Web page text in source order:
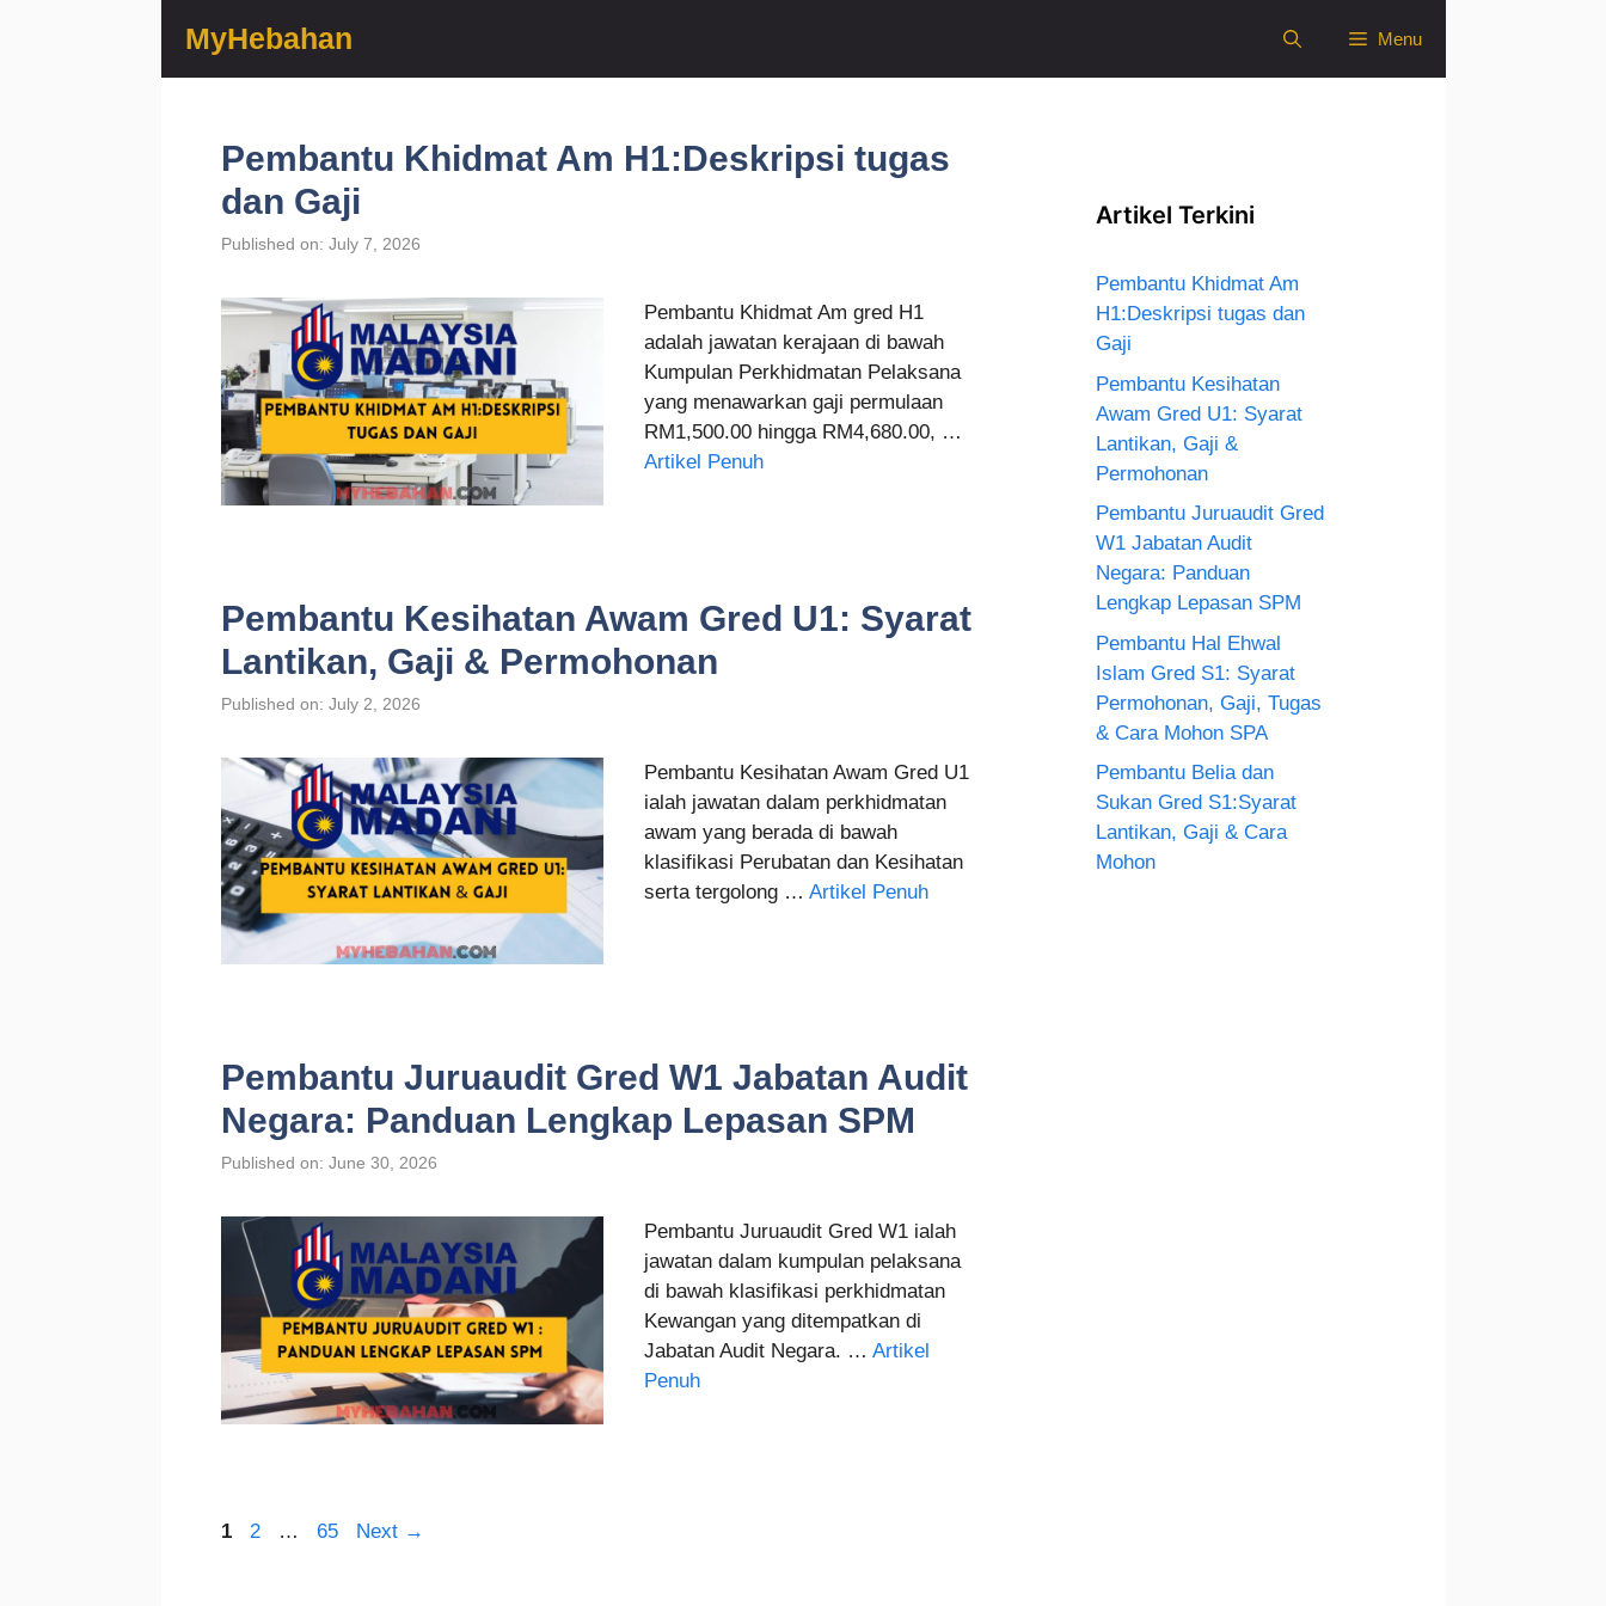
MyHebahan Menu
Pembantu Khidmat Am H1:Deskripsi tugas
dan Gaji
Published on: July 7, 2026
Pembantu Khidmat Am gred H1
adalah jawatan kerajaan di bawah
Kumpulan Perkhidmatan Pelaksana
yang menawarkan gaji permulaan
RM1,500.00 hingga RM4,680.00, …
Artikel Penuh
Pembantu Kesihatan Awam Gred U1: Syarat
Lantikan, Gaji & Permohonan
Published on: July 2, 2026
Pembantu Kesihatan Awam Gred U1
ialah jawatan dalam perkhidmatan
awam yang berada di bawah
klasifikasi Perubatan dan Kesihatan
serta tergolong … Artikel Penuh
Pembantu Juruaudit Gred W1 Jabatan Audit
Negara: Panduan Lengkap Lepasan SPM
Published on: June 30, 2026
Pembantu Juruaudit Gred W1 ialah
jawatan dalam kumpulan pelaksana
di bawah klasifikasi perkhidmatan
Kewangan yang ditempatkan di
Jabatan Audit Negara. … Artikel
Penuh
Page
1 Page
2 … Page
65 Next →
Artikel Terkini
Pembantu Khidmat Am
H1:Deskripsi tugas dan
Gaji
Pembantu Kesihatan
Awam Gred U1: Syarat
Lantikan, Gaji &
Permohonan
Pembantu Juruaudit Gred
W1 Jabatan Audit
Negara: Panduan
Lengkap Lepasan SPM
Pembantu Hal Ehwal
Islam Gred S1: Syarat
Permohonan, Gaji, Tugas
& Cara Mohon SPA
Pembantu Belia dan
Sukan Gred S1:Syarat
Lantikan, Gaji & Cara
Mohon